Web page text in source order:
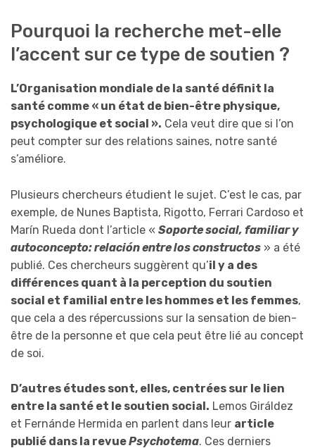
Pourquoi la recherche met-elle
l’accent sur ce type de soutien ?
L’Organisation mondiale de la santé définit la
santé comme « un état de bien-être physique,
psychologique et social ». Cela veut dire que si l’on
peut compter sur des relations saines, notre santé
s’améliore.
Plusieurs chercheurs étudient le sujet. C’est le cas, par
exemple, de Nunes Baptista, Rigotto, Ferrari Cardoso et
Marín Rueda dont l’article « Soporte social, familiar y
autoconcepto: relación entre los constructos » a été
publié. Ces chercheurs suggèrent qu’il y a des
différences quant à la perception du soutien
social et familial entre les hommes et les femmes,
que cela a des répercussions sur la sensation de bien-
être de la personne et que cela peut être lié au concept
de soi.
D’autres études sont, elles, centrées sur le lien
entre la santé et le soutien social. Lemos Giráldez
et Fernánde Hermida en parlent dans leur article
publié dans la revuePsychotema. Ces derniers